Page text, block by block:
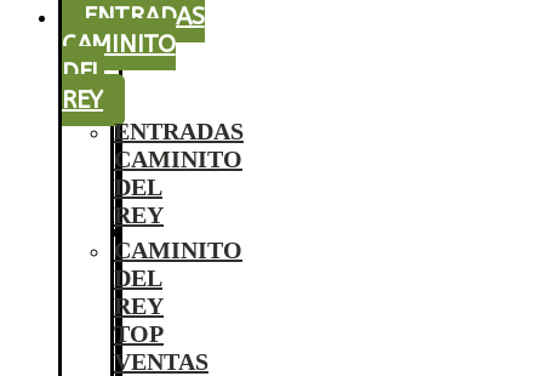
ENTRADAS
CAMINITO
DEL
REY
ENTRADAS
CAMINITO
DEL
REY
CAMINITO
DEL
REY
TOP
VENTAS